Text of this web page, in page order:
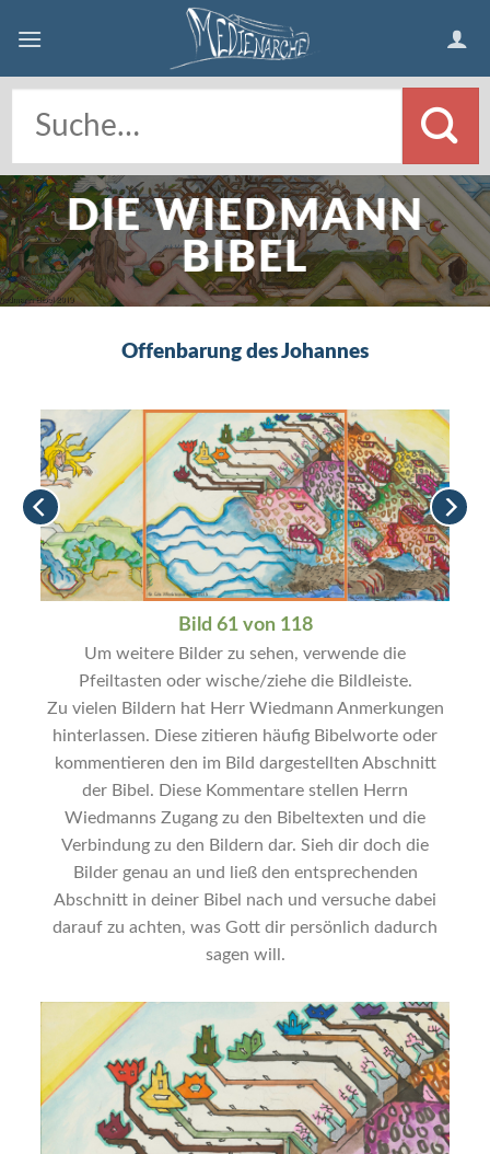
DIE WIEDMANN
BIBEL
Offenbarung des Johannes
Bild 61 von 118
Um weitere Bilder zu sehen, verwende die
Pfeiltasten oder wische/ziehe die Bildleiste.
Zu vielen Bildern hat Herr Wiedmann Anmerkungen
hinterlassen. Diese zitieren häufig Bibelworte oder
kommentieren den im Bild dargestellten Abschnitt
der Bibel. Diese Kommentare stellen Herrn
Wiedmanns Zugang zu den Bibeltexten und die
Verbindung zu den Bildern dar. Sieh dir doch die
Bilder genau an und ließ den entsprechenden
Abschnitt in deiner Bibel nach und versuche dabei
darauf zu achten, was Gott dir persönlich dadurch
sagen will.